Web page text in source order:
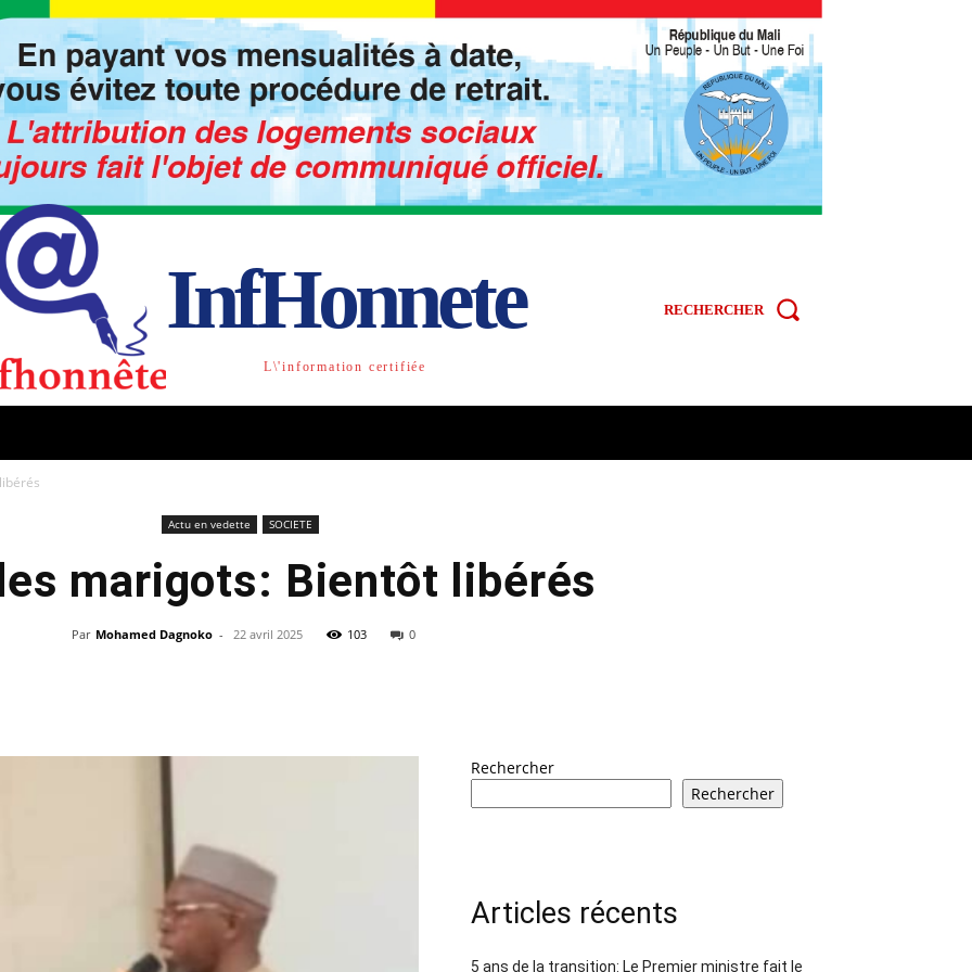
InfHonnete
L\'information certifiée
RECHERCHER
Actu en vedette SOCIETE
marigots: Bientôt libérés
Par Mohamed Dagnoko - 22 avril 2025 103 0
Rechercher
Rechercher
Articles récents
5 ans de la transition: Le Premier ministre fait le